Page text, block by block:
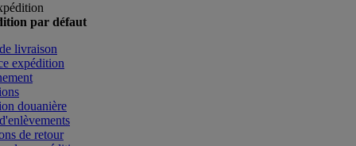
par défaut
livraison
expédition
douanière
de retour